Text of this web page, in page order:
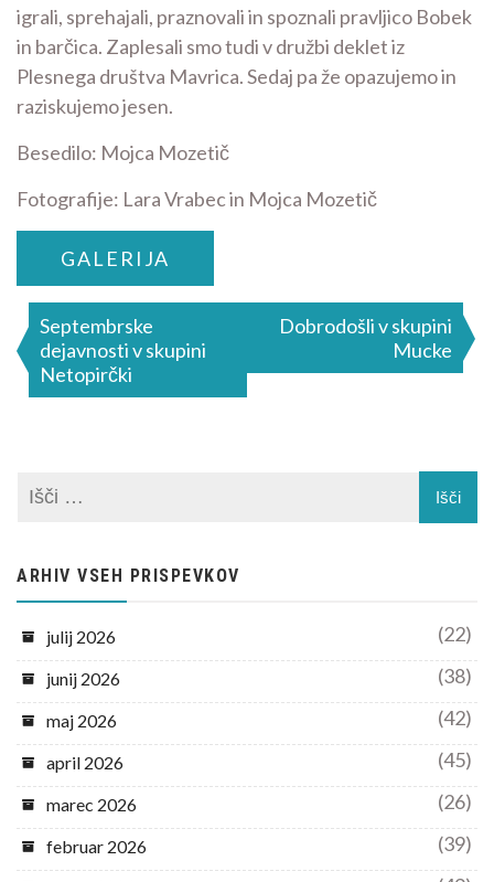
igrali, sprehajali, praznovali in spoznali pravljico Bobek
in barčica. Zaplesali smo tudi v družbi deklet iz
Plesnega društva Mavrica. Sedaj pa že opazujemo in
raziskujemo jesen.
Besedilo: Mojca Mozetič
Fotografije: Lara Vrabec in Mojca Mozetič
GALERIJA
Navigacija
prispevka
Septembrske
dejavnosti v skupini
Netopirčki
Dobrodošli v skupini
Mucke
ARHIV VSEH PRISPEVKOV
julij 2026 (22)
junij 2026 (38)
maj 2026 (42)
april 2026 (45)
marec 2026 (26)
februar 2026 (39)